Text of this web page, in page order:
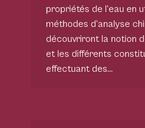
propriétés de l’eau en
méthodes d’analyse
découvriront la notion
et les différents
effectuant des…